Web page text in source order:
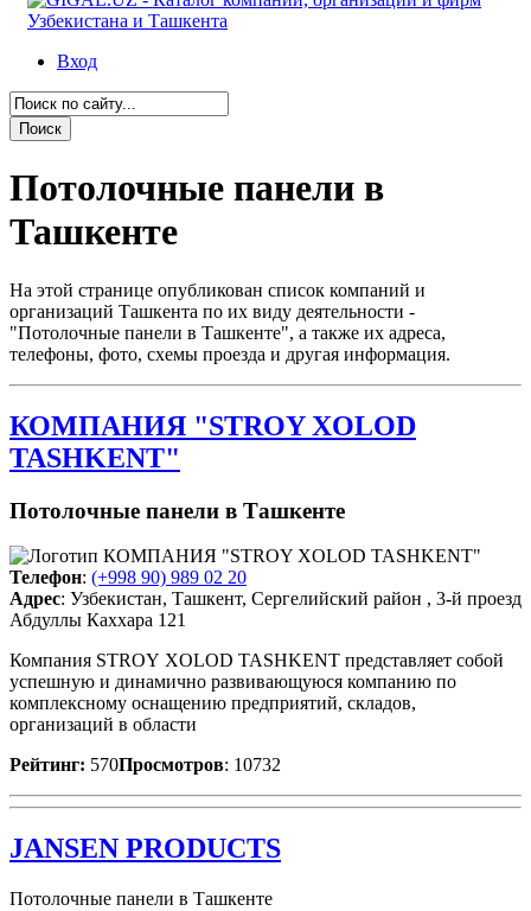
Вход
Потолочные панели в
Ташкенте
На этой странице опубликован список компаний и
организаций Ташкента по их виду деятельности -
"Потолочные панели в Ташкенте", а также их адреса,
телефоны, фото, схемы проезда и другая информация.
КОМПАНИЯ "STROY XOLOD
TASHKENT"
Потолочные панели в Ташкенте
Телефон: (+998 90) 989 02 20
Адрес: Узбекистан, Ташкент, Сергелийский район , 3-й проезд
Абдуллы Каххара 121
Компания STROY XOLOD TASHKENT представляет собой
успешную и динамично развивающуюся компанию по
комплексному оснащению предприятий, складов,
организаций в области
Рейтинг: 570Просмотров: 10732
JANSEN PRODUCTS
Потолочные панели в Ташкенте